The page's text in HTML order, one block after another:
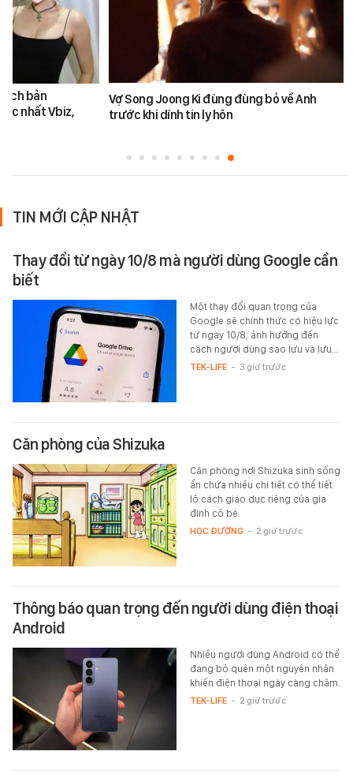
bản
nhất Vbiz,
Vợ Song Joong Ki đùng đùng bỏ về Anh
trước khi dính tin ly hôn
TIN MỚI CẬP NHẬT
Thay đổi từ ngày 10/8 mà người dùng Google cần
biết
Một thay đổi quan trọng của
Google sẽ chính thức có hiệu lực
từ ngày 10/8, ảnh hưởng đến
cách người dùng sao lưu và lưu…
TEK-LIFE - 3 giờ trước
Căn phòng của Shizuka
Căn phòng nơi Shizuka sinh sống
ẩn chứa nhiều chi tiết có thể tiết
lộ cách giáo dục riêng của gia
đình cô bé.
HỌC ĐƯỜNG - 2 giờ trước
Thông báo quan trọng đến người dùng điện thoại
Android
Nhiều người dùng Android có thể
đang bỏ quên một nguyên nhân
khiến điện thoại ngày càng chậm.
TEK-LIFE - 2 giờ trước